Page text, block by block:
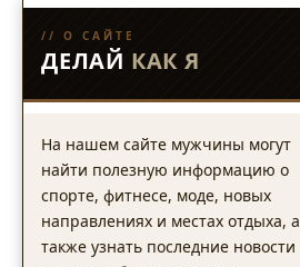
// О САЙТЕ
ДЕЛАЙ КАК Я
На нашем сайте мужчины могут
найти полезную информацию о
спорте, фитнесе, моде, новых
направлениях и местах отдыха, а
также узнать последние новости